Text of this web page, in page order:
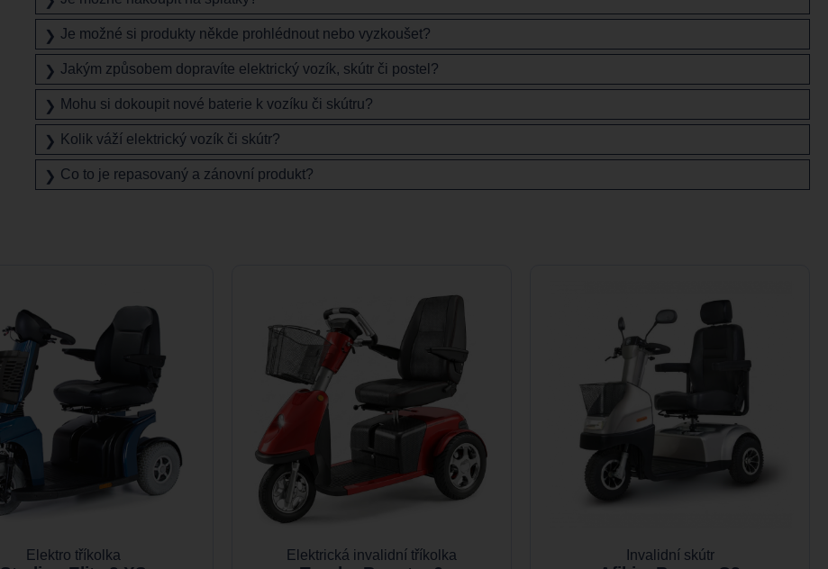
❯ Je možné si produkty někde prohlédnout nebo vyzkoušet?
❯ Jakým způsobem dopravíte elektrický vozík, skútr či postel?
❯ Mohu si dokoupit nové baterie k vozíku či skútru?
❯ Kolik váží elektrický vozík či skútr?
❯ Co to je repasovaný a zánovní produkt?
Elektro tříkolka Elektrická invalidní tříkolka Invalidní skútr